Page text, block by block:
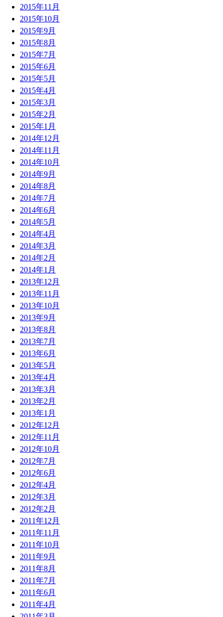
2015年11月
2015年10月
2015年9月
2015年8月
2015年7月
2015年6月
2015年5月
2015年4月
2015年3月
2015年2月
2015年1月
2014年12月
2014年11月
2014年10月
2014年9月
2014年8月
2014年7月
2014年6月
2014年5月
2014年4月
2014年3月
2014年2月
2014年1月
2013年12月
2013年11月
2013年10月
2013年9月
2013年8月
2013年7月
2013年6月
2013年5月
2013年4月
2013年3月
2013年2月
2013年1月
2012年12月
2012年11月
2012年10月
2012年7月
2012年6月
2012年4月
2012年3月
2012年2月
2011年12月
2011年11月
2011年10月
2011年9月
2011年8月
2011年7月
2011年6月
2011年4月